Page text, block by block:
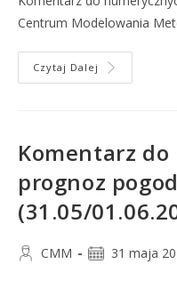
Centrum Modelowania
Czytaj Dalej
Komentarz
prognoz
(31.05/
CMM 31 maja